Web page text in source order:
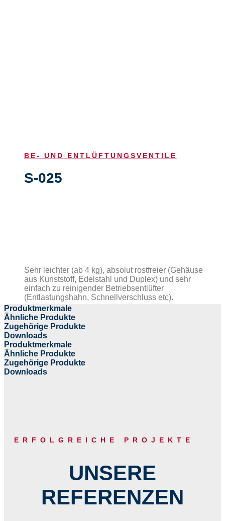
BE- UND ENTLÜFTUNGSVENTILE
S-025
Sehr leichter (ab 4 kg), absolut rostfreier (Gehäuse
aus Kunststoff, Edelstahl und Duplex) und sehr
einfach zu reinigender Betriebsentlüfter
(Entlastungshahn, Schnellverschluss etc).
Produktmerkmale
Ähnliche Produkte
Zugehörige Produkte
Downloads
Produktmerkmale
Ähnliche Produkte
Zugehörige Produkte
Downloads
ERFOLGREICHE PROJEKTE
UNSERE
REFERENZEN